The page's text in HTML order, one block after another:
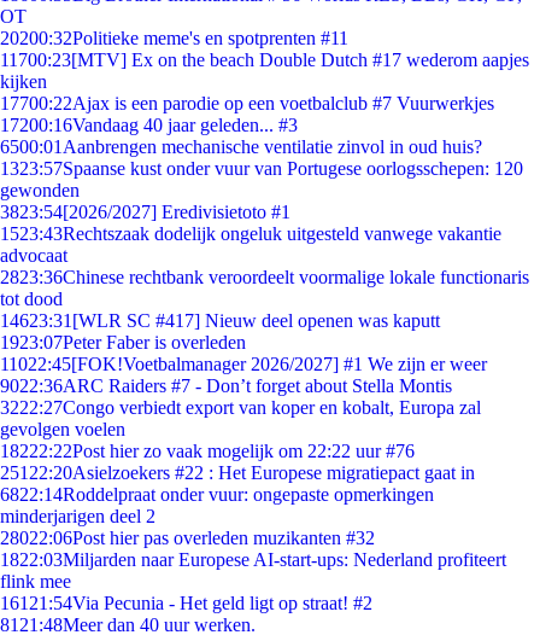
OT
20200:32Politieke meme's en spotprenten #11
11700:23[MTV] Ex on the beach Double Dutch #17 wederom aapjes
kijken
17700:22Ajax is een parodie op een voetbalclub #7 Vuurwerkjes
17200:16Vandaag 40 jaar geleden... #3
6500:01 Aanbrengen mechanische ventilatie zinvol in oud huis?
1323:57Spaanse kust onder vuur van Portugese oorlogsschepen: 120
gewonden
3823:54[2026/2027] Eredivisietoto #1
1523:43Rechtszaak dodelijk ongeluk uitgesteld vanwege vakantie
advocaat
2823:36Chinese rechtbank veroordeelt voormalige lokale functionaris
tot dood
14623:31 [WLR SC #417] Nieuw deel openen was kaputt
1923:07Peter Faber is overleden
11022:45[FOK!Voetbalmanager 2026/2027] #1 We zijn er weer
9022:36ARC Raiders #7 - Don’t forget about Stella Montis
3222:27Congo verbiedt export van koper en kobalt, Europa zal
gevolgen voelen
18222:22Post hier zo vaak mogelijk om 22:22 uur #76
251 22:20Asielzoekers #22 : Het Europese migratiepact gaat in
6822:14Roddelpraat onder vuur: ongepaste opmerkingen
minderjarigen deel 2
28022:06Post hier pas overleden muzikanten #32
1822:03Miljarden naar Europese AI-start-ups: Nederland profiteert
flink mee
161 21:54Via Pecunia - Het geld ligt op straat! #2
81 21:48Meer dan 40 uur werken.